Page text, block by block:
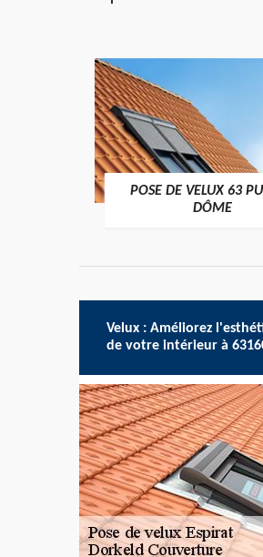
POSE DE VELUX 63
DÔME
Velux : Améliorez
de votre intérieur à